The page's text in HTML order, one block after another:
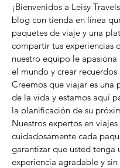
¡Bienvenidos a Leisy
blog con tienda en línea
paquetes de viaje y una
compartir tus experiencias
nuestro equipo le apasiona
el mundo y crear
Creemos que viajar es una
de la vida y estamos aquí
la planificación de su
Nuestros expertos en
cuidadosamente cada
garantizar que usted tenga
experiencia agradable y sin